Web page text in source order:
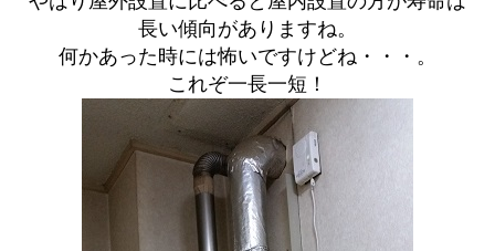
長い傾向がありますね。
何かあった時には怖いですけどね・・・。
これぞ一長一短！